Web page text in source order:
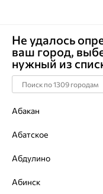
Главная Каталог
Браслет,
9915-17
Артикул:
Не удалось
ваш город,
нужный из
Абакан
Абатское
Абдулино
Абинск